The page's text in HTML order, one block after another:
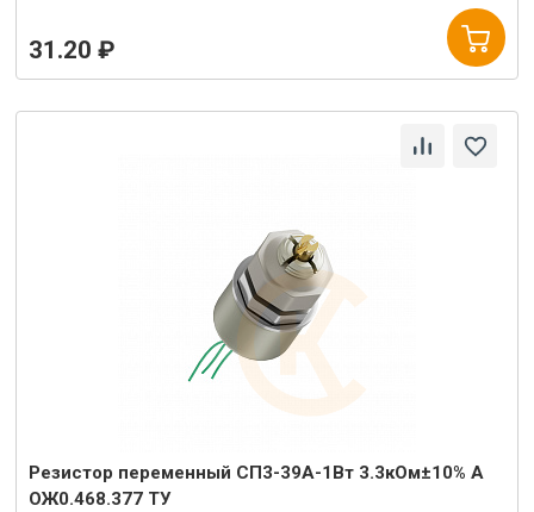
31.20 ₽
Резистор переменный СП3-39А-1Вт 3.3кОм±10% А
ОЖ0.468.377 ТУ